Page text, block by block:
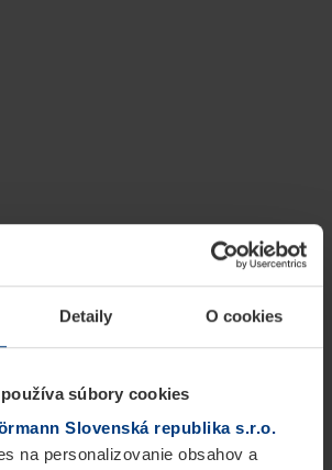
Detaily O cookies
súbory cookies
Slovenská republika s.r.o.
na personalizovanie obsahov a